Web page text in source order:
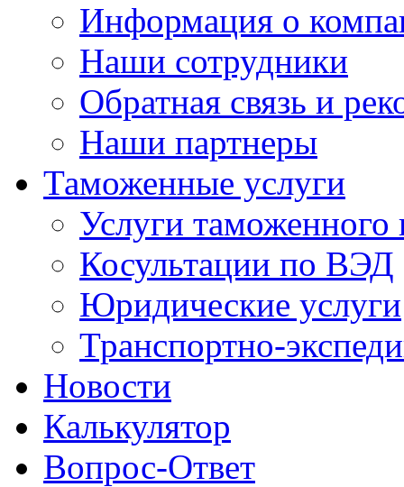
Информация о
Наши сотрудники
Обратная связь и
Наши партнеры
Таможенные услуги
Услуги таможенного
Косультации по ВЭД
Юридические услуги
Транспортно-
Новости
Калькулятор
Вопрос-Ответ